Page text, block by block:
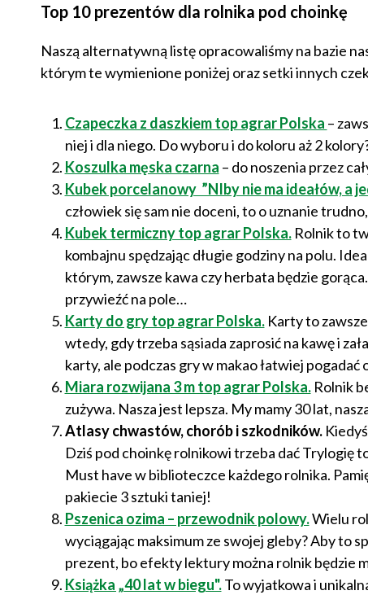
Top 10 prezentów dla rolnika pod choinkę
Naszą alternatywną listę opracowaliśmy na bazie
którym te wymienione poniżej oraz setki innych
Czapeczka z daszkiem top agrar Polska –
niej i dla niego. Do wyboru i do koloru aż 2
Koszulka męska czarna – do noszenia przez
Kubek porcelanowy ”NIby nie ma ideałów, a
człowiek się sam nie doceni, to o uznanie
Kubek termiczny top agrar Polska.Rolnik to
kombajnu spędzając długie godziny na polu.
którym, zawsze kawa czy herbata będzie
przywieźć na pole…
Karty do gry top agrar Polska.Karty to
wtedy, gdy trzeba sąsiada zaprosić na kawę i
karty, ale podczas gry w makao łatwiej
Miara rozwijana 3 m top agrar Polska.Rolnik
zużywa. Nasza jest lepsza. My mamy 30 lat,
Atlasy chwastów, chorób i szkodników.Kiedyś
Dziś pod choinkę rolnikowi trzeba dać Trylogię
Must have w biblioteczce każdego rolnika.
pakiecie 3 sztuki taniej!
Pszenica ozima – przewodnik polowy.Wielu
wyciągając maksimum ze swojej gleby? Aby to
prezent, bo efekty lektury można rolnik będzie
Książka „40 lat w biegu".To wyjatkowa i